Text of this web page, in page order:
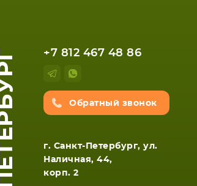
+7 812 467 48 86
Обратный звонок
г. Санкт-Петербург, ул.
Наличная, 44,
корп. 2